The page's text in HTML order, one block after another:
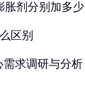
胀剂分别加多少
区别
求调研与分析